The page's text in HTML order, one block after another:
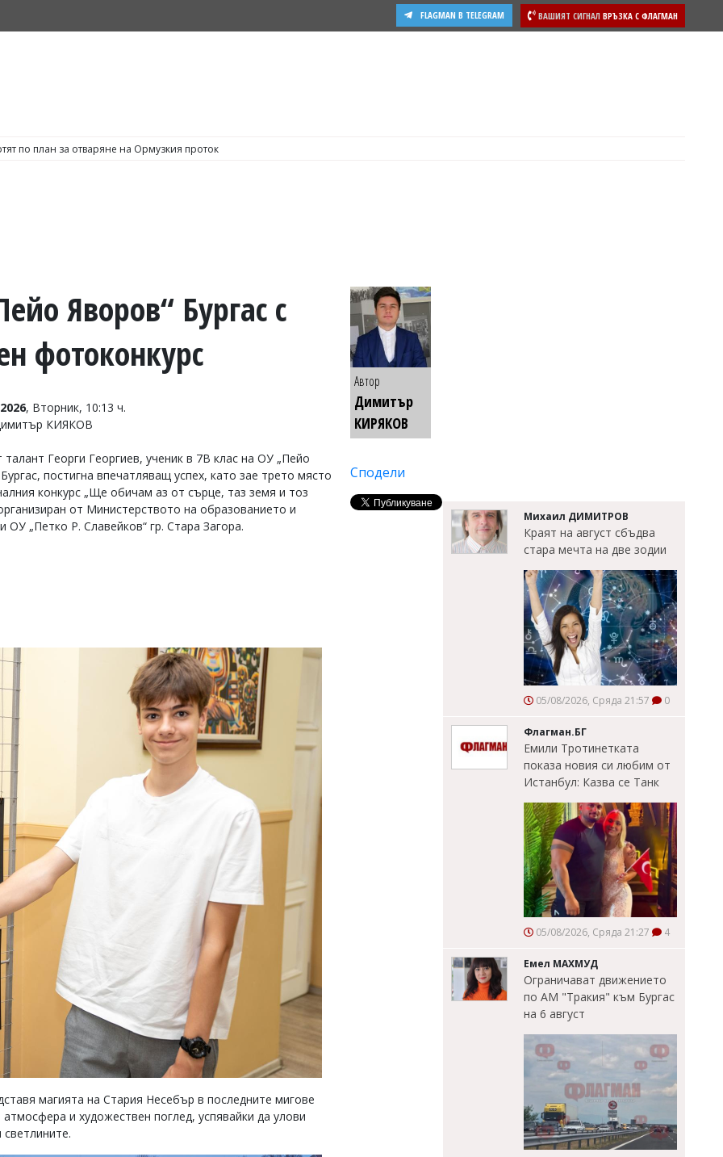
ВАШИЯТ СИГНАЛ ВРЪЗКА С ФЛАГМАН
FLAGMAN В TELEGRAM
по план за отваряне на Ормузкия проток
Яворов“ Бургас с
фотоконкурс
, Вторник, 10:13 ч.
КИЯКОВ
Георги Георгиев, ученик в 7В клас на ОУ „Пейо
постигна впечатляващ успех, като зае трето място
конкурс „Ще обичам аз от сърце, таз земя и тоз
от Министерството на образованието и
ОУ „Петко Р. Славейков“ гр. Стара Загора.
магията на Стария Несебър в последните мигове
и художествен поглед, успявайки да улови
Автор
Димитър
КИРЯКОВ
Сподели
Михаил ДИМИТРОВ
Краят на август сбъдва
стара мечта на две зодии
05/08/2026, Сряда 21:57 0
Флагман.БГ
Емили Тротинетката
показа новия си любим от
Истанбул: Казва се Танк
05/08/2026, Сряда 21:27 4
Емел МАХМУД
Ограничават движението
по АМ "Тракия" към Бургас
на 6 август